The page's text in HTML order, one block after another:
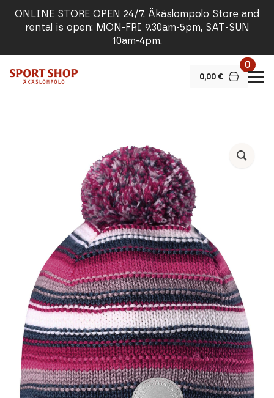
ONLINE STORE OPEN 24/7. Äkäslompolo Store and
rental is open: MON-FRI 9.30am-5pm, SAT-SUN
10am-4pm.
0,00 €
0